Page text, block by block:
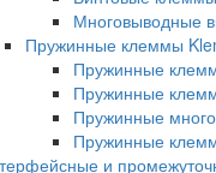
Многовыводные
Пружинные клеммы
Пружинные
Пружинные
Пружинные
Пружинные
и